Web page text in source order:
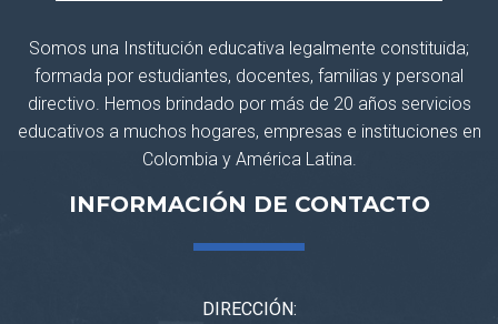
Somos una Institución educativa legalmente constituida;
formada por estudiantes, docentes, familias y personal
directivo. Hemos brindado por más de 20 años servicios
educativos a muchos hogares, empresas e instituciones en
Colombia y América Latina.
INFORMACIÓN DE CONTACTO
DIRECCIÓN: